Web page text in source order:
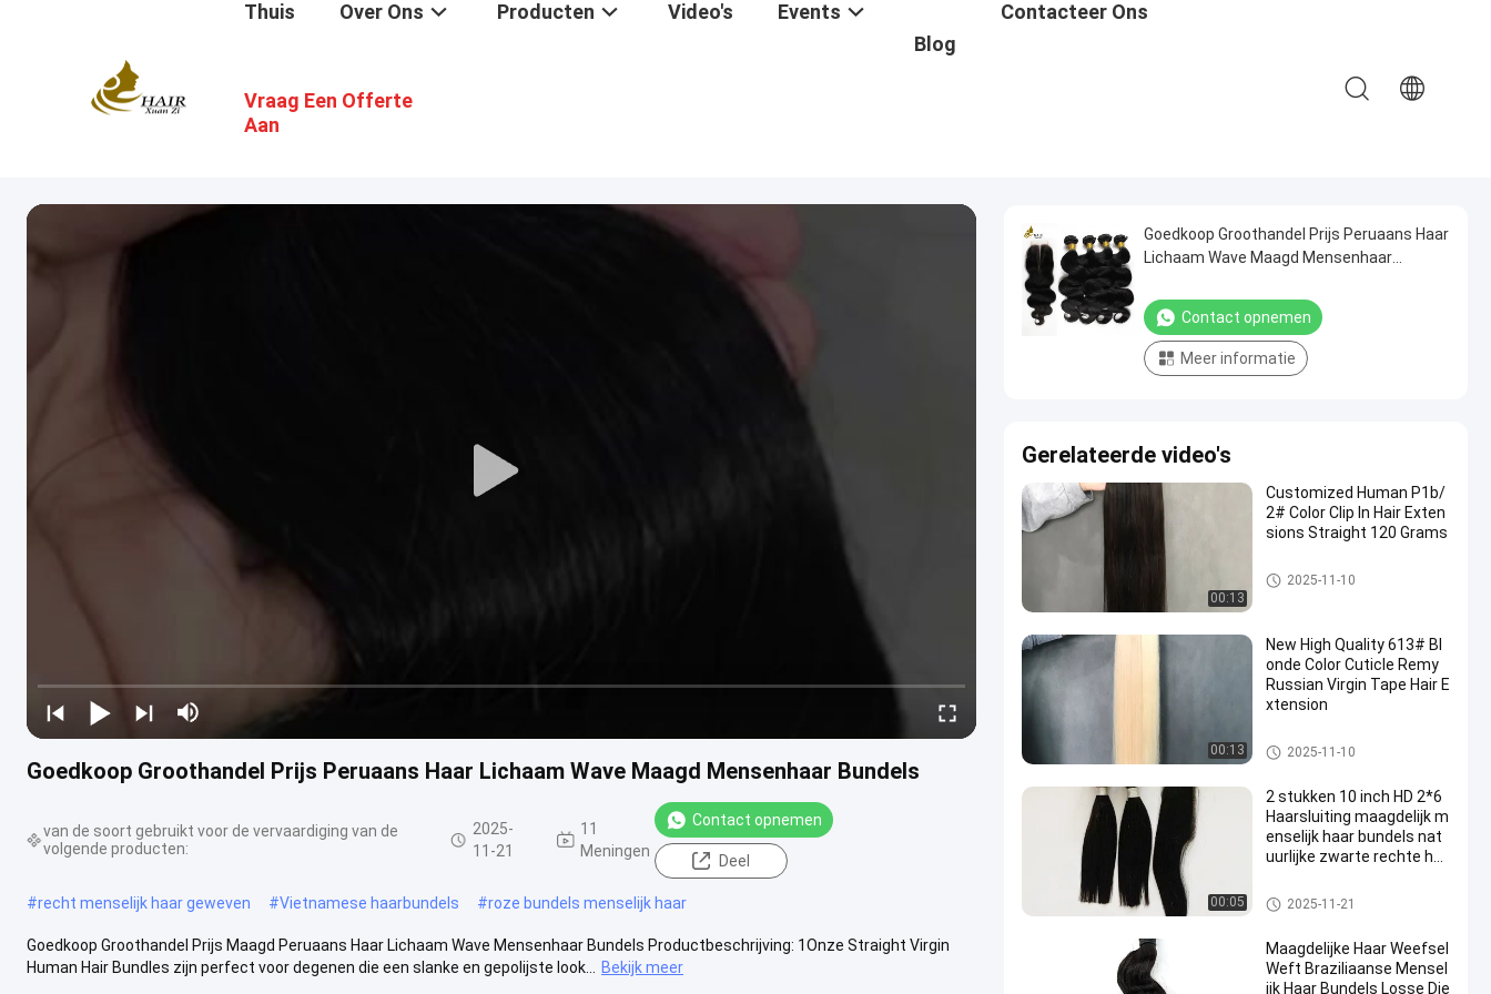
Thuis Over Ons Producten Video's
Events
Blog
Contacteer Ons
Vraag Een Offerte
Aan
Goedkoop Groothandel Prijs Peruaans Haar Lichaam Wave Maagd Mensenhaar Bundels
van de soort gebruikt voor de vervaardiging van de
volgende producten:
2025-
11-21
11
Meningen
Contact opnemen
Deel
#recht menselijk haar geweven #Vietnamese haarbundels #roze bundels menselijk haar
Goedkoop Groothandel Prijs Maagd Peruaans Haar Lichaam Wave Mensenhaar Bundels Productbeschrijving: 1Onze Straight Virgin
Human Hair Bundles zijn perfect voor degenen die een slanke en gepolijste look...
Bekijk meer
Goedkoop Groothandel Prijs Peruaans Haar
Lichaam Wave Maagd Mensenhaar
Contact opnemen
Meer informatie
Gerelateerde video's
00:13
Customized Human P1b/
2# Color Clip In Hair Exten
sions Straight 120 Grams
klem in haaruitbreidingen
2025-11-10
00:13
New High Quality 613# Bl
onde Color Cuticle Remy
Russian Virgin Tape Hair E
xtension
Tape in haarverlengstukken
2025-11-10
00:05
2 stukken 10 inch HD 2*6
Haarsluiting maagdelijk m
enselijk haar bundels nat
uurlijke zwarte rechte ha
van de soort gebruikt voor de v
ervaardiging van de volgende
2025-11-21
Maagdelijke Haar Weefsel
Weft Braziliaanse Mensel
ijk Haar Bundels Losse Die